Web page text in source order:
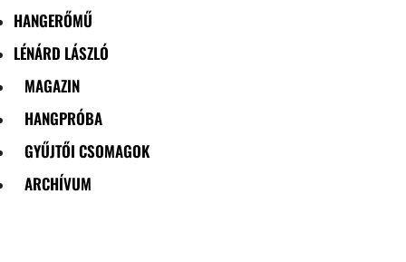
HANGERŐMŰ
LÉNÁRD LÁSZLÓ
MAGAZIN
HANGPRÓBA
GYŰJTŐI CSOMAGOK
ARCHÍVUM